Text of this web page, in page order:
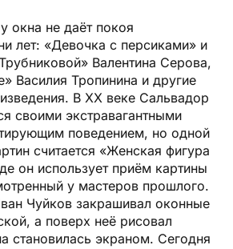
окна не даёт покоя
лет: «Девочка с персиками» и
Валентина Серова,
Василия Тропинина и другие
В ХХ веке Сальвадор
своими экстравагантными
поведением, но одной
считается «Женская фигура
он использует приём картины
у мастеров прошлого.
Чуйков закрашивал оконные
а поверх неё рисовал
становилась экраном. Сегодня